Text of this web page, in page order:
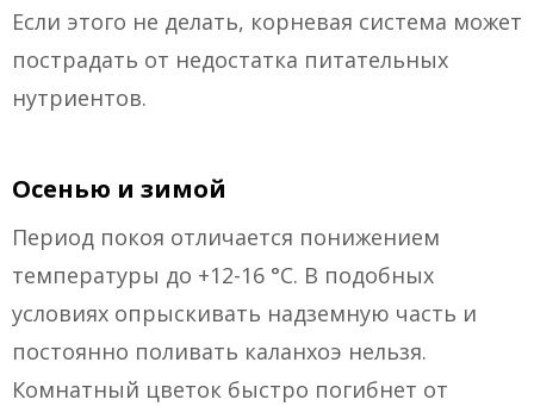
Если этого не делать, корневая система может
пострадать от недостатка питательных
нутриентов.
Осенью и зимой
Период покоя отличается понижением
температуры до +12-16 °C. В подобных
условиях опрыскивать надземную часть и
постоянно поливать каланхоэ нельзя.
Комнатный цветок быстро погибнет от